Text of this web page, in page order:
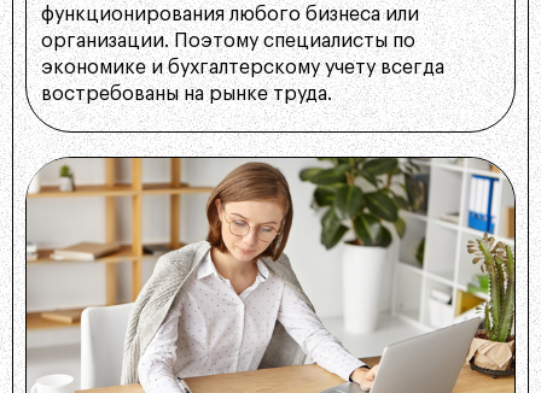
функционирования любого бизнеса или
организации. Поэтому специалисты по
экономике и бухгалтерскому учету всегда
востребованы на рынке труда.